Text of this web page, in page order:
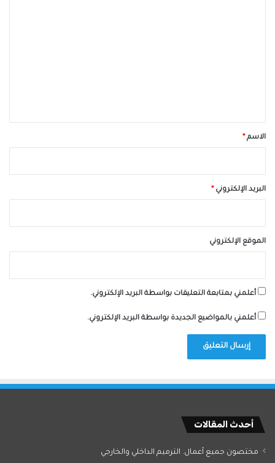
*الاسم*
البريد الإلكتروني*
الموقع الإلكتروني
أعلمني بمتابعة التعليقات بواسطة البريد الإلكتروني.
أعلمني بالمواضيع الجديدة بواسطة البريد الإلكتروني.
أحدث المقالات
مختصون جميع آعمال. الترميم الداخلي والخارجي